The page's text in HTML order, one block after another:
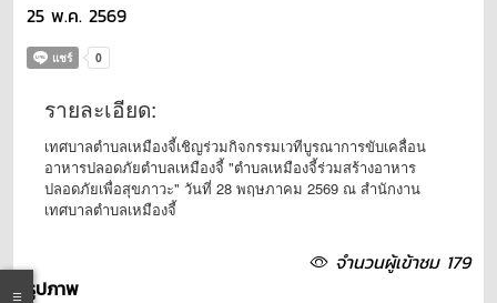
25 พ.ค. 2569
รายละเอียด:
เทศบาลตำบลเหมืองจี้เชิญร่วมกิจกรรมเวทีบูรณาการขับเคลื่อน
อาหารปลอดภัยตำบลเหมืองจี้ "ตำบลเหมืองจี้ร่วมสร้างอาหาร
ปลอดภัยเพื่อสุขภาวะ" วันที่ 28 พฤษภาคม 2569 ณ สำนักงาน
เทศบาลตำบลเหมืองจี้
จำนวนผู้เข้าชม 179
รูปภาพ